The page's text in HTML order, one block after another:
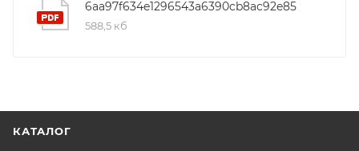
6aa97f634e1296543a6390cb8ac92e85
588,5 кб
КАТАЛОГ